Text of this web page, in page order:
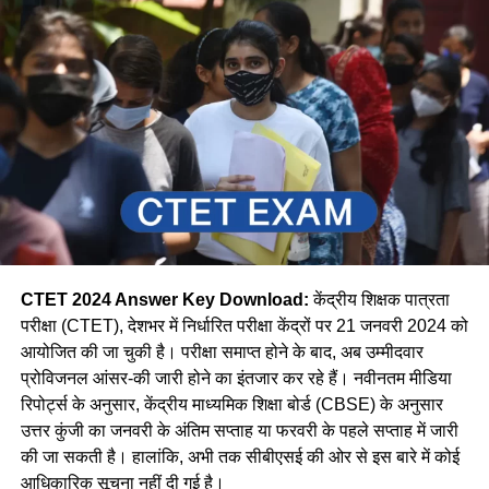
CTET 2024 Answer Key Download:केंद्रीय शिक्षक पात्रता
परीक्षा (CTET), देशभर में निर्धारित परीक्षा केंद्रों पर 21 जनवरी 2024 को
आयोजित की जा चुकी है। परीक्षा समाप्त होने के बाद, अब उम्मीदवार
प्रोविजनल आंसर-की जारी होने का इंतजार कर रहे हैं। नवीनतम मीडिया
रिपोर्ट्स के अनुसार, केंद्रीय माध्यमिक शिक्षा बोर्ड (CBSE) के अनुसार
उत्तर कुंजी का जनवरी के अंतिम सप्ताह या फरवरी के पहले सप्ताह में जारी
की जा सकती है। हालांकि, अभी तक सीबीएसई की ओर से इस बारे में कोई
आधिकारिक सूचना नहीं दी गई है।